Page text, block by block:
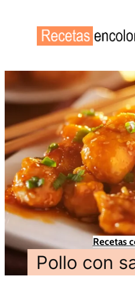
Recetas
Pollo con